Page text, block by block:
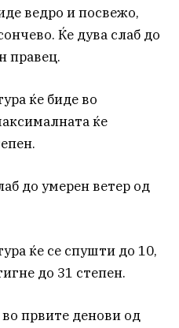
ведро и посвежо,
Ќе дува слаб до
правец.
ќе биде во
ќе
до умерен ветер од
ќе се спушти до 10,
до 31 степен.
првите денови од